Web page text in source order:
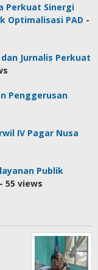
Perkuat Sinergi
Optimalisasi PAD -
Jurnalis Perkuat
Penggerusan
IV Pagar Nusa
Publik
- 55 views